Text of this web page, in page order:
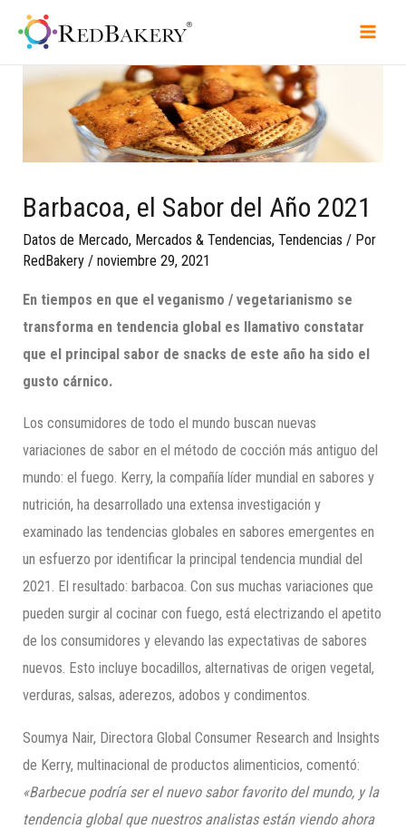
Barbacoa, el Sabor del Año 2021
Datos de Mercado, Mercados & Tendencias,Tendencias / Por
RedBakery /noviembre 29, 2021
En tiempos en que el veganismo / vegetarianismo se
transforma en tendencia global es llamativo constatar
que el principal sabor de snacks de este año ha sido el
gusto cárnico.
Los consumidores de todo el mundo buscan nuevas
variaciones de sabor en el método de cocción más antiguo del
mundo: el fuego. Kerry, la compañía líder mundial en sabores y
nutrición, ha desarrollado una extensa investigación y
examinado las tendencias globales en sabores emergentes en
un esfuerzo por identificar la principal tendencia mundial del
2021. El resultado: barbacoa. Con sus muchas variaciones que
pueden surgir al cocinar con fuego, está electrizando el apetito
de los consumidores y elevando las expectativas de sabores
nuevos. Esto incluye bocadillos, alternativas de origen vegetal,
verduras, salsas, aderezos, adobos y condimentos.
Soumya Nair, Directora Global Consumer Research and Insights
de Kerry, multinacional de productos alimenticios, comentó:
«Barbecue podría ser el nuevo sabor favorito del mundo, y la
tendencia global que nuestros analistas están viendo ahora